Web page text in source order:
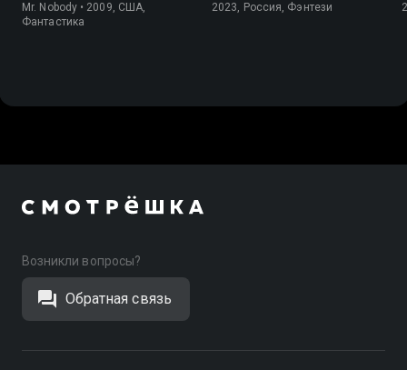
Mr. Nobody • 2009, США,
Фантастика
2023, Россия, Фэнтези
Возникли вопросы?
Обратная связь